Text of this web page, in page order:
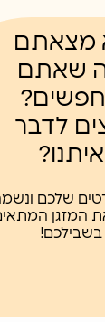
מצאתם
שאתם
לדבר
איתנו?
שלכם
המזגן
בשבילכם!